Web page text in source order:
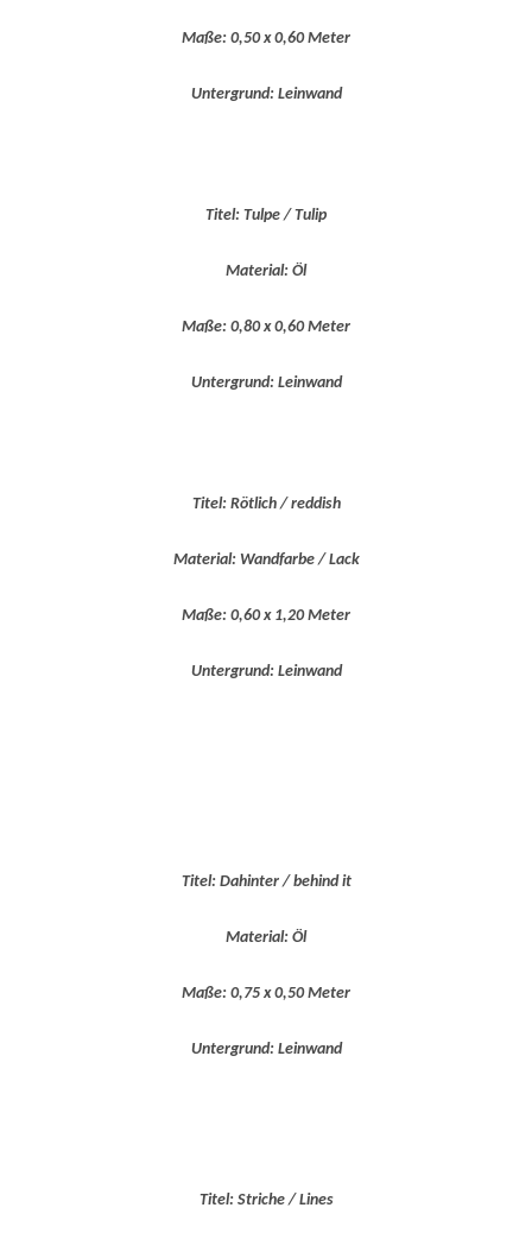
Maße: 0,50 x 0,60 Meter
Untergrund: Leinwand
Titel: Tulpe / Tulip
Material: Öl
Maße: 0,80 x 0,60 Meter
Untergrund: Leinwand
Titel: Rötlich / reddish
Material: Wandfarbe / Lack
Maße: 0,60 x 1,20 Meter
Untergrund: Leinwand
Titel: Dahinter / behind it
Material: Öl
Maße: 0,75 x 0,50 Meter
Untergrund: Leinwand
Titel: Striche / Lines